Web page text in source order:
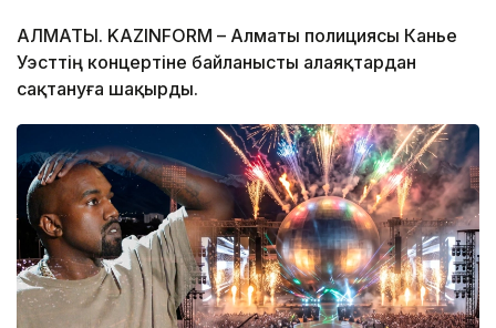
АЛМАТЫ. KAZINFORM – Алматы полициясы Канье
Уэсттің концертіне байланысты алаяқтардан
сақтануға шақырды.